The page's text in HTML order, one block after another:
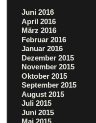
Juni 2016
April 2016
März 2016
Februar 2016
Januar 2016
Dezember 2015
November 2015
Oktober 2015
September 2015
August 2015
Juli 2015
Juni 2015